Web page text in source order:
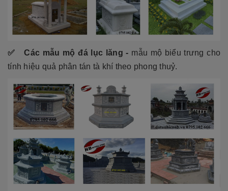
✅ Các mẫu mộ đá lục lăng - mẫu mộ biểu trưng cho
tính hiệu quả phân tán tà khí theo phong thuỷ.